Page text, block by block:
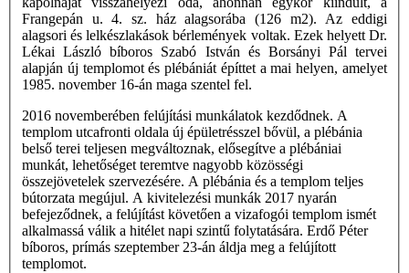
Frangepán u. 4. sz. ház alagsorába (126 m2). Az eddigi
alagsori és lelkészlakások bérlemények voltak. Ezek helyett Dr.
Lékai László bíboros Szabó István és Borsányi Pál tervei
alapján új templomot és plébániát építtet a mai helyen, amelyet
1985. november 16-án maga szentel fel.
2016 novemberében felújítási munkálatok kezdődnek. A
templom utcafronti oldala új épületrésszel bővül, a plébánia
belső terei teljesen megváltoznak, elősegítve a plébániai
munkát, lehetőséget teremtve nagyobb közösségi
összejövetelek szervezésére. A plébánia és a templom teljes
bútorzata megújul. A kivitelezési munkák 2017 nyarán
befejeződnek, a felújítást követően a vizafogói templom ismét
alkalmassá válik a hitélet napi szintű folytatására. Erdő Péter
bíboros, prímás szeptember 23-án áldja meg a felújított
templomot.